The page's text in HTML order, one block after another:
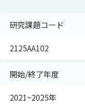
研究課題コード
2125AA102
開始/終了年度
2021~2025年